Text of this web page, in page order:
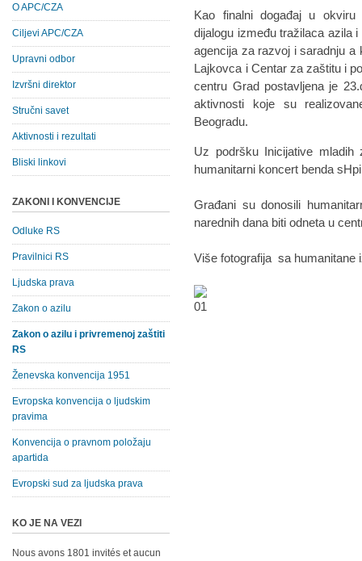
Kao finalni događaj u okviru
dijalogu između tražilaca azila
agencija za razvoj i saradnju a
Lajkovca i Centar za zaštitu i
centru Grad postavljena je
aktivnosti koje su
Beogradu.
Uz podršku Inicijative mladih
humanitarni koncert benda
Građani su donosili
narednih dana biti odneta u
Više fotografija sa humanitane
O APC/CZA
Ciljevi APC/CZA
Upravni odbor
Izvršni direktor
Stručni savet
Aktivnosti i rezultati
Bliski linkovi
ZAKONI I KONVENCIJE
Odluke RS
Pravilnici RS
Ljudska prava
Zakon o azilu
Zakon o azilu i privremenoj zaštiti
RS
Ženevska konvencija 1951
Evropska konvencija o ljudskim
pravima
Konvencija o pravnom položaju
apartida
Evropski sud za ljudska prava
KO JE NA VEZI
Nous avons 1801 invités et aucun